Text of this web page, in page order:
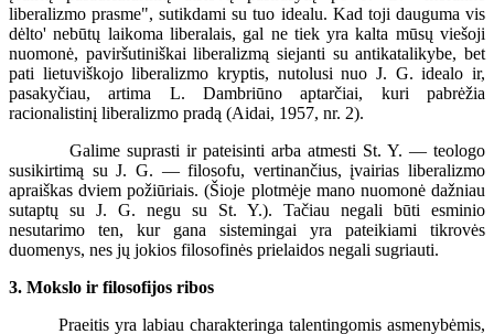
liberalizmo prasme", sutikdami su tuo idealu. Kad toji dauguma vis
dėlto' nebūtų laikoma liberalais, gal ne tiek yra kalta mūsų viešoji
nuomonė, paviršutiniškai liberalizmą siejanti su antikatalikybe, bet
pati lietuviškojo liberalizmo kryptis, nutolusi nuo J. G. idealo ir,
pasakyčiau, artima L. Dambriūno aptarčiai, kuri pabrėžia
racionalistinį liberalizmo pradą (Aidai, 1957, nr. 2).
Galime suprasti ir pateisinti arba atmesti St. Y. — teologo
susikirtimą su J. G. — filosofu, vertinančius, įvairias liberalizmo
apraiškas dviem požiūriais. (Šioje plotmėje mano nuomonė dažniau
sutaptų su J. G. negu su St. Y.). Tačiau negali būti esminio
nesutarimo ten, kur gana sistemingai yra pateikiami tikrovės
duomenys, nes jų jokios filosofinės prielaidos negali sugriauti.
3. Mokslo ir filosofijos ribos
Praeitis yra labiau charakteringa talentingomis asmenybėmis,